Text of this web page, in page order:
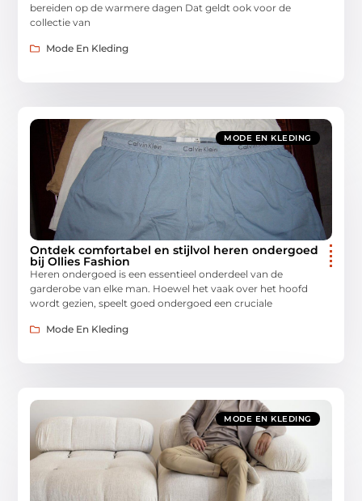
bereiden op de warmere dagen Dat geldt ook voor de
collectie van
Mode En Kleding
MODE EN KLEDING
Ontdek comfortabel en stijlvol heren ondergoed
bij Ollies Fashion
Heren ondergoed is een essentieel onderdeel van de
garderobe van elke man. Hoewel het vaak over het hoofd
wordt gezien, speelt goed ondergoed een cruciale
Mode En Kleding
MODE EN KLEDING